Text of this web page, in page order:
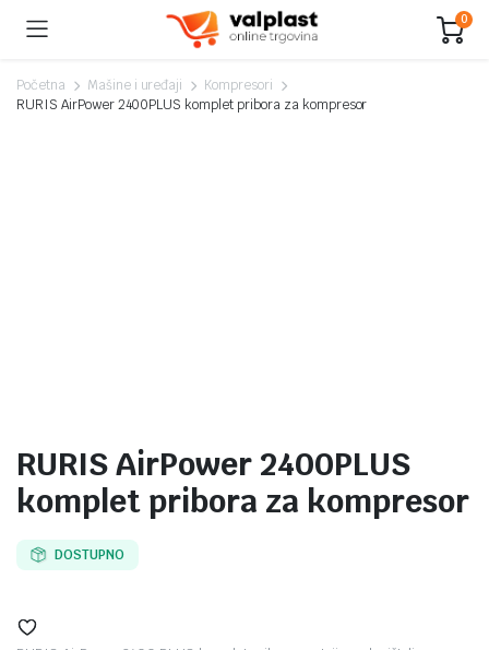
0
Početna Mašine i uređaji
Kompresori
RURIS AirPower 2400PLUS komplet pribora za kompresor
RURIS AirPower 2400PLUS
komplet pribora za kompresor
DOSTUPNO